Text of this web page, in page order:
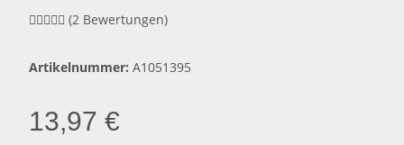
(2 Bewertungen)
Artikelnummer: A1051395
13,97 €